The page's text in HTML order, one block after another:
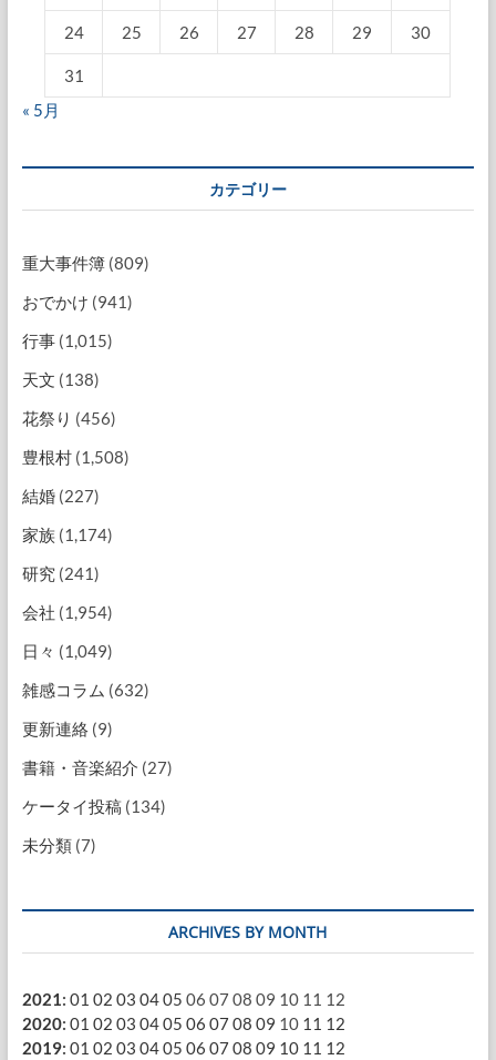
24 25 26 27 28 29 30
31
« 5月
カテゴリー
重大事件簿(809)
おでかけ (941)
行事(1,015)
天文 (138)
花祭り (456)
豊根村(1,508)
結婚(227)
家族(1,174)
研究(241)
会社 (1,954)
日々 (1,049)
雑感コラム (632)
更新連絡(9)
書籍・音楽紹介 (27)
ケータイ投稿(134)
未分類(7)
ARCHIVES BY MONTH
2021 : 01 02 03 0405 06 07 08 09 10 11 12
2020: 01 02 03 0405 06 07 08 09 10 11 12
2019: 01 02 03 0405 06 07 08 09 10 11 12